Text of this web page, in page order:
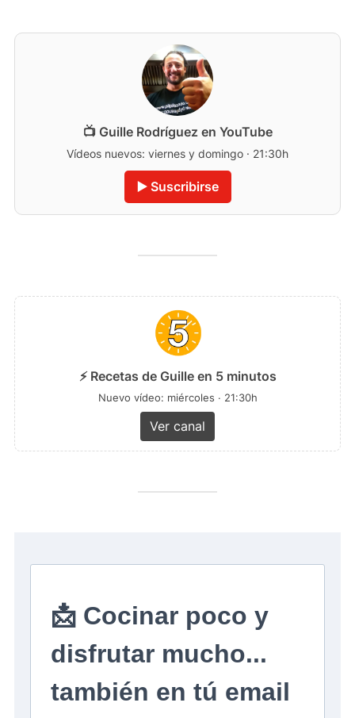
📺 Guille Rodríguez en YouTube
Vídeos nuevos: viernes y domingo · 21:30h
▶️ Suscribirse
⚡ Recetas de Guille en 5 minutos
Nuevo vídeo: miércoles · 21:30h
Ver canal